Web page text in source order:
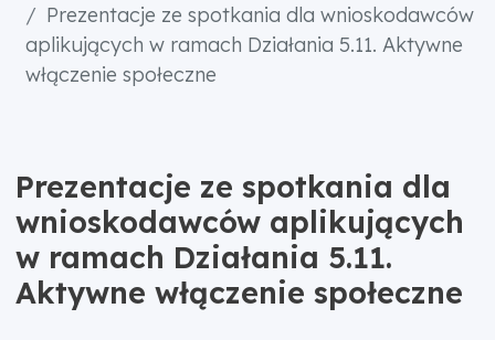
Prezentacje ze spotkania dla wnioskodawców
aplikujących w ramach Działania 5.11. Aktywne
włączenie społeczne
Prezentacje ze spotkania dla
wnioskodawców aplikujących
w ramach Działania 5.11.
Aktywne włączenie społeczne